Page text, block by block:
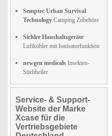
Semptec Urban Survival
Technology Camping Zubehöre
Sichler Haushaltsgeräte
Luftkühler mit Ionisatorfunktion
newgen medicals Insekten-
Stichheiler
Service- & Support-
Website der Marke
Xcase für die
Vertriebsgebiete